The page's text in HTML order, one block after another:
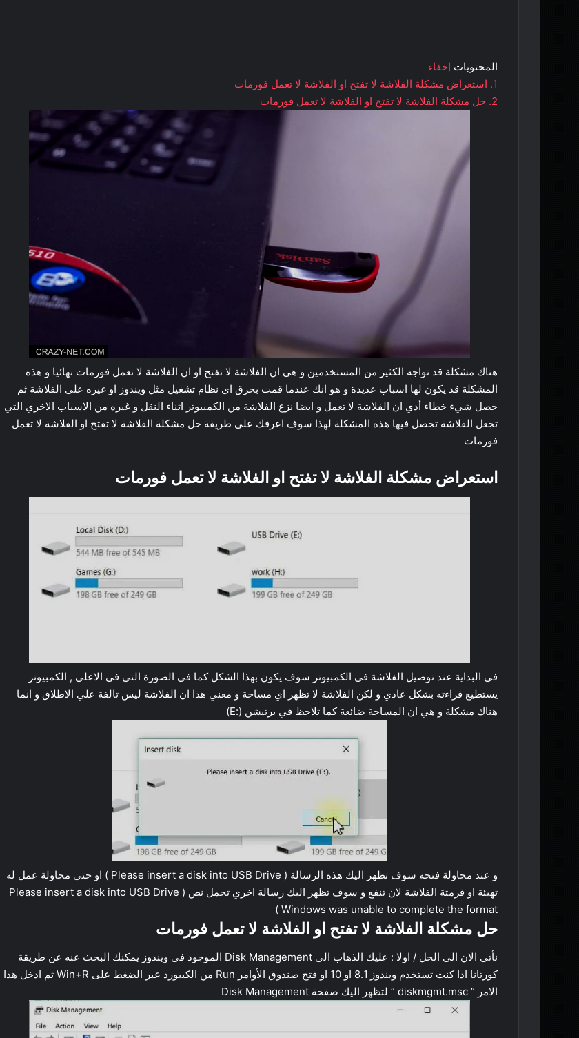
المحتويات إخفاء
1. استعراض مشكلة الفلاشة لا تفتح او الفلاشة لا تعمل فورمات
2. حل مشكلة الفلاشة لا تفتح او الفلاشة لا تعمل فورمات
هناك مشكلة قد تواجه الكثير من المستخدمين و هي ان الفلاشة لا تفتح او ان الفلاشة لا تعمل فورمات نهائيا و هذه
المشكلة قد يكون لها اسباب عديدة و هو انك عندما قمت بحرق اي نظام تشغيل مثل ويندوز او غيره علي الفلاشة ثم
حصل شيء خطاء أدي ان الفلاشة لا تعمل و ايضا نزع الفلاشة من الكمبيوتر اثناء النقل و غيره من الاسباب الاخري التي
تجعل الفلاشة تحصل فيها هذه المشكلة لهذا سوف اعرفك على طريقة حل مشكلة الفلاشة لا تفتح او الفلاشة لا تعمل
فورمات
استعراض مشكلة الفلاشة لا تفتح او الفلاشة لا تعمل فورمات
في البداية عند توصيل الفلاشة فى الكمبيوتر سوف يكون بهذا الشكل كما فى الصورة التي فى الاعلي , الكمبيوتر
يستطيع قراءته بشكل عادي و لكن الفلاشة لا تظهر اي مساحة و معني هذا ان الفلاشة ليس تالفة علي الاطلاق و انما
هناك مشكلة و هي ان المساحة ضائعة كما تلاحظ في برتيشن (:E)
و عند محاولة فتحه سوف تظهر اليك هذه الرسالة ( Please insert a disk into USB Drive ) او حتي محاولة عمل له
تهيئة او فرمتة الفلاشة لان تنفع و سوف تظهر اليك رسالة اخري تحمل نص ( Please insert a disk into USB Drive
Windows was unable to complete the format )
حل مشكلة الفلاشة لا تفتح او الفلاشة لا تعمل فورمات
نأتي الان الى الحل / اولا : عليك الذهاب الى Disk Management الموجود فى ويندوز يمكنك البحث عنه عن طريقة
كورتانا اذا كنت تستخدم ويندوز 8.1 او 10 او فتح صندوق الأوامر Run من الكيبورد عبر الضغط على Win+R ثم ادخل هذا
الامر ” diskmgmt.msc ” لتظهر اليك صفحة Disk Management